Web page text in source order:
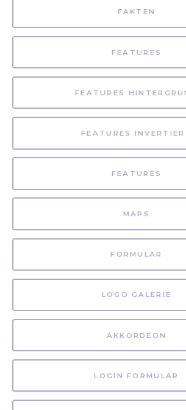
FAKTEN
FEATURES
FEATURES
FEATURES
FEATURES
MAPS
FORMULAR
LOGO GALERIE
AKKORDEON
LOGIN FORMULAR